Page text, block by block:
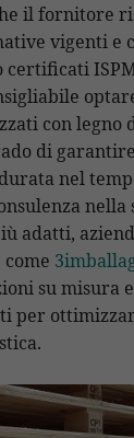
il fornitore
vigenti e
certificati
con legno
di garantire
nel
nella
adatti,
su misura
per